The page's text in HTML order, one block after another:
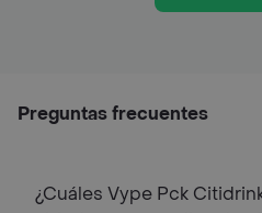
Preguntas frecuentes
¿Cuáles Vype Pck